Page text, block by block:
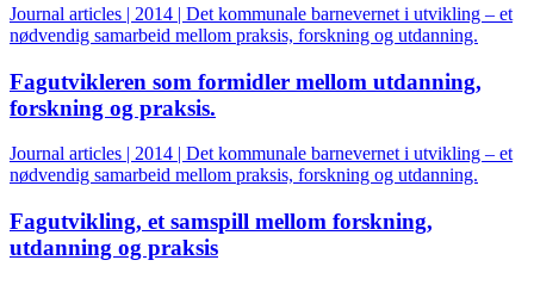
Journal articles | 2014 | Det kommunale barnevernet i utvikling – et
nødvendig samarbeid mellom praksis, forskning og utdanning.
Fagutvikleren som formidler mellom utdanning,
forskning og praksis.
Journal articles | 2014 | Det kommunale barnevernet i utvikling – et
nødvendig samarbeid mellom praksis, forskning og utdanning.
Fagutvikling, et samspill mellom forskning,
utdanning og praksis